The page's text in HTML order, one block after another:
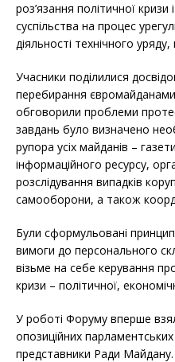
роз’язання політичної
суспільства на процес
діяльності технічного
Учасники поділилися
перебирання
обговорили проблеми
завдань було визначено
рупора усіх майданів –
інформаційного ресурсу,
розслідування випадків
самооборони, а також
Були сформульовані
вимоги до персонального
візьме на себе керування
кризи – політичної,
У роботі Форуму вперше
опозиційних
представники Ради Майдану.